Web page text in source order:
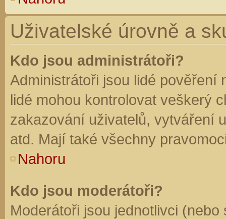
Uživatelské úrovně a
Kdo jsou administrátoři?
Administrátoři jsou lidé pověření
lidé mohou kontrolovat veškerý
zakazování uživatelů, vytváření
atd. Mají také všechny
Nahoru
Kdo jsou moderátoři?
Moderátoři jsou jednotlivci